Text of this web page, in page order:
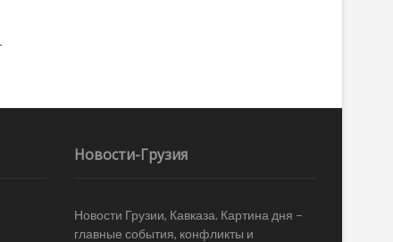
Новости-Грузия
Новости Грузии, Кавказа. Картина дня –
главные события, конфликты и